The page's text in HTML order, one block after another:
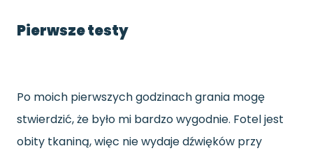
Pierwsze testy
Po moich pierwszych godzinach grania mogę
stwierdzić, że było mi bardzo wygodnie. Fotel jest
obity tkaniną, więc nie wydaje dźwięków przy